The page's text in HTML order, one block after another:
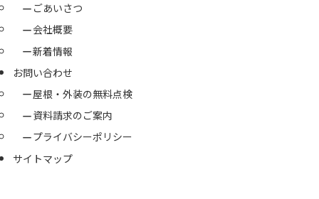
ごあいさつ
会社概要
新着情報
お問い合わせ
屋根・外装の無料点検
資料請求のご案内
プライバシーポリシー
サイトマップ